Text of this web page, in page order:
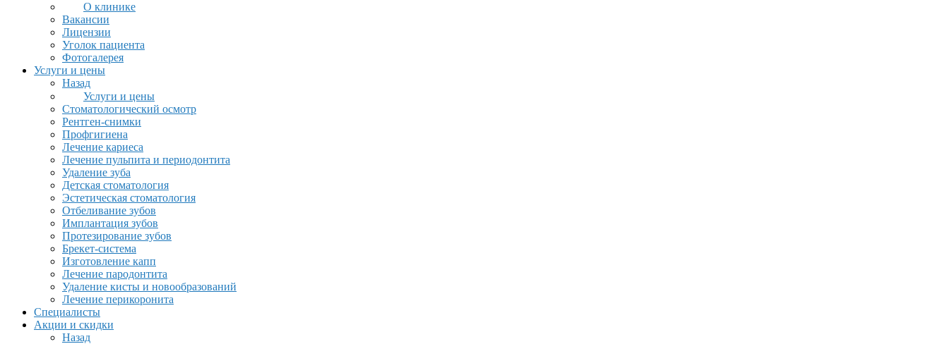
О клинике
Вакансии
Лицензии
Уголок пациента
Фотогалерея
Услуги и цены
Назад
Услуги и цены
Стоматологический осмотр
Рентген-снимки
Профгигиена
Лечение кариеса
Лечение пульпита и периодонтита
Удаление зуба
Детская стоматология
Эстетическая стоматология
Отбеливание зубов
Имплантация зубов
Протезирование зубов
Брекет-система
Изготовление капп
Лечение пародонтита
Удаление кисты и новообразований
Лечение перикоронита
Специалисты
Акции и скидки
Назад